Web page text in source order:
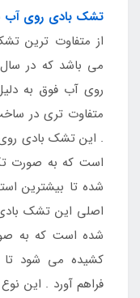
تشک بادی روی آب
از متفاوت ترین
روی آب فوق به
متفاوت تری در
. این تشک بادی
است که به صورت تک
شده تا بیشترین
اصلی این تشک
شده است که به
کشیده می شود تا
فراهم آورد . این